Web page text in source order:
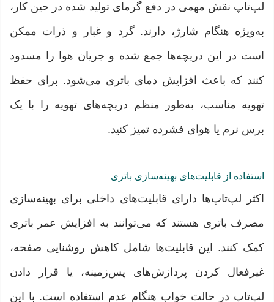
لپ‌تاپ نقش مهمی در دفع گرمای تولید شده در حین کار،
به‌ویژه هنگام شارژ، دارند. گرد و غبار و ذرات ممکن
است در این دریچه‌ها جمع شده و جریان هوا را مسدود
کنند که باعث افزایش دمای باتری می‌شود. برای حفظ
تهویه مناسب، به‌طور منظم دریچه‌های تهویه را با یک
برس نرم یا هوای فشرده تمیز کنید.
استفاده از قابلیت‌های بهینه‌سازی باتری
اکثر لپ‌تاپ‌ها دارای قابلیت‌های داخلی برای بهینه‌سازی
مصرف باتری هستند که می‌توانند به افزایش عمر باتری
کمک کنند. این قابلیت‌ها شامل کاهش روشنایی صفحه،
غیرفعال کردن پردازش‌های پس‌زمینه، یا قرار دادن
لپ‌تاپ در حالت خواب هنگام عدم استفاده است. با این